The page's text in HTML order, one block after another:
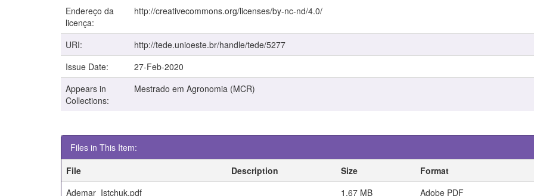
Endereço da
licença:
http://creativecommons.org/licenses/by-nc-nd/4.0/
URI:
http://tede.unioeste.br/handle/tede/5277
Issue Date:
27-Feb-2020
Appears in
Collections:
Mestrado em Agronomia (MCR)
Files in This Item:
File
Description Size
Format
Ademar_Istchuk.pdf
1.67 MB Adobe PDF